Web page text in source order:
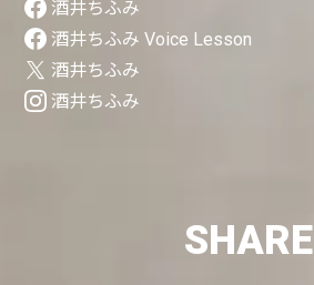
酒井ちふみ
酒井ちふみ Voice Lesson
酒井ちふみ
酒井ちふみ
SHARE